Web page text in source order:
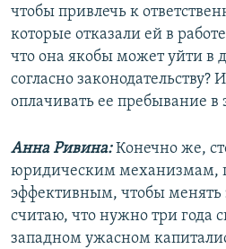
чтобы привлечь к
которые отказали ей в
что она якобы может уйти в
согласно законодательству?
оплачивать ее пребывание в
Анна Ривина:Конечно же,
юридическим механизмам,
эффективным, чтобы менять
считаю, что нужно три года
западном ужасном